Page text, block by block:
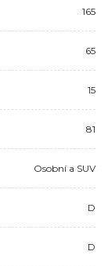
165
65
15
81
Osobní a SUV
D
D